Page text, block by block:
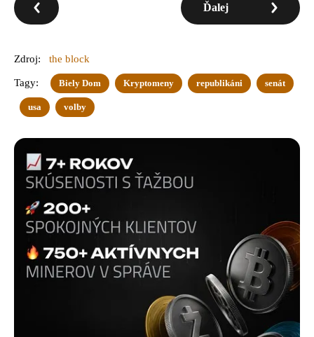
Ďalej
Zdroj: the block
Tagy: Biely Dom Kryptomeny republikáni senát
usa volby